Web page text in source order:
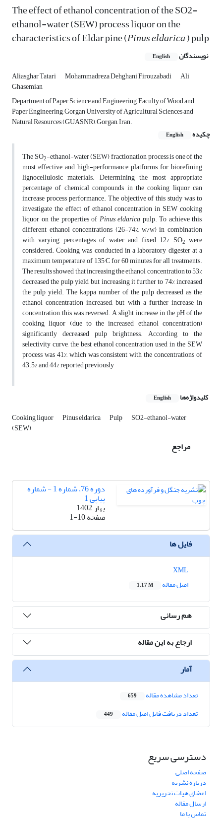
The effect of ethanol concentration of the SO2-
ethanol-water (SEW) process liquor on the
characteristics of Eldar pine (Pinus eldarica) pulp
نویسندگان English
Aliasghar Tatari Mohammadreza Dehghani Firouzabadi Ali
Ghasemian
Department of Paper Science and Engineering, Faculty of Wood and
Paper Engineering, Gorgan University of Agricultural Sciences and
Natural Resources (GUASNR), Gorgan, Iran.
چکیده
English
The SO2-ethanol-water (SEW) fractionation process is one of the
most effective and high-performance platforms for biorefining
lignocellulosic materials. Determining the most appropriate
percentage of chemical compounds in the cooking liquor can
increase process performance. The objective of this study was to
investigate the effect of ethanol concentration in SEW cooking
liquor on the properties ofPinus eldaricapulp. To achieve this,
different ethanol concentrations (26-74%, w/w) in combination
with varying percentages of water and fixed 12% SO2 were
considered. Cooking was conducted in a laboratory digester at a
maximum temperature of 135°C for 60 minutes for all treatments.
The results showed that increasing the ethanol concentration to 53%
decreased the pulp yield, but increasing it further to 74% increased
the pulp yield. The kappa number of the pulp decreased as the
ethanol concentration increased, but with a further increase in
concentration, this was reversed. A slight increase in the pH of the
cooking liquor (due to the increased ethanol concentration)
significantly decreased pulp brightness. According to the
selectivity curve, the best ethanol concentration used in the SEW
process was 41%, which was consistent with the concentrations of
43.5% and 44% reported previously
کلیدواژه‌ها English
Cooking liquor Pinus eldarica Pulp SO2-ethanol-water
(SEW)
مراجع
دوره 76، شماره 1 - شماره
پیاپی 1
بهار 1402
صفحه1-10
فایل ها
اصل مقاله
1.17 M
هم رسانی
ارجاع به این مقاله
آمار
تعداد مشاهده مقاله 659
تعداد دریافت فایل اصل مقاله 449
دسترسی سریع
صفحه اصلی
درباره نشریه
اعضای هیات تحریریه
ارسال مقاله
تماس با ما